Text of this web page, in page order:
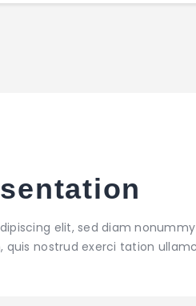
elit, sed diam
nostrud exerci tation